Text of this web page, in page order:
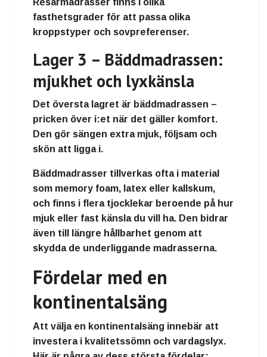
Resårmadrasser finns i olika
fasthetsgrader för att passa olika
kroppstyper och sovpreferenser.
Lager 3 – Bäddmadrassen:
mjukhet och lyxkänsla
Det översta lagret är bäddmadrassen –
pricken över i:et när det gäller komfort.
Den gör sängen extra mjuk, följsam och
skön att ligga i.
Bäddmadrasser tillverkas ofta i material
som memory foam, latex eller kallskum,
och finns i flera tjocklekar beroende på hur
mjuk eller fast känsla du vill ha. Den bidrar
även till längre hållbarhet genom att
skydda de underliggande madrasserna.
Fördelar med en
kontinentalsäng
Att välja en kontinentalsäng innebär att
investera i kvalitetssömn och vardagslyx.